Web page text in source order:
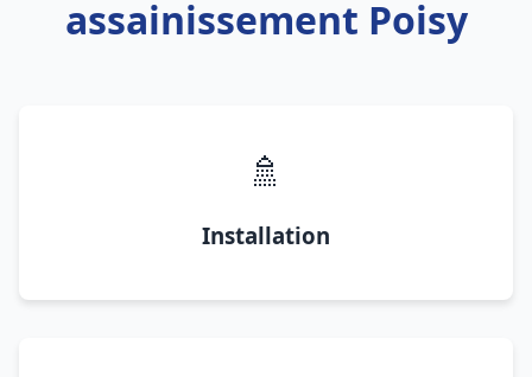
assainissement Poisy
🚿
Installation